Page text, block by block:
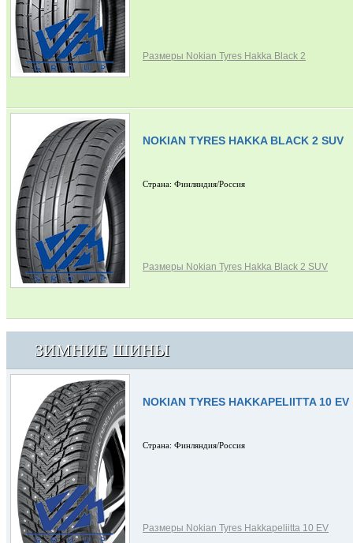
Размеры Nokian Tyres Hakka Black 2
NOKIAN TYRES HAKKA BLACK 2 SUV
Страна: Финляндия/Россия
Размеры Nokian Tyres Hakka Black 2 SUV
ЗИМНИЕ ШИНЫ
NOKIAN TYRES HAKKAPELIITTA 10 EV
Страна: Финляндия/Россия
Размеры Nokian Tyres Hakkapeliitta 10 EV